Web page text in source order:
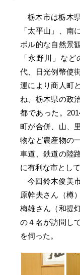
栃木市は栃木
「太平山」、南
ボル的な自然景
「永野川」な
代、日光例幣使
運により商人町
ね、栃木県の政
都であった。
町が合併、山、
物など農産物の
車道、鉄道の陸
に有利な市とし
今回鈴木俊美
原幹夫さん（樽
梅雄さん（和提
の４名が訪問し
を伺った。